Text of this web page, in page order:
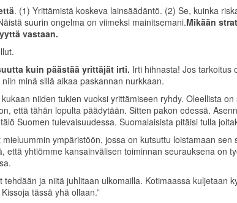
. (1) Yrittämistä koskeva lainsäädäntö. (2) Se, kuinka
suurin ongelma on viimeksi mainitsemani.Mikään
vastaan.
kuin päästää yrittäjät irti. Irti hihnasta! Jos tarkoitus
minä sillä aikaa paskannan nurkkaan.
niiden tukien vuoksi yrittämiseen ryhdy. Oleellista
että tähän lopulta päädytään. Sitten pakon edessä.
Suomen tulevaisuudessa. Suomalaisista pitäisi tulla
ympäristöön, jossa on kutsuttu loistamaan sen
että yhtiömme kansainvälisen toiminnan seurauksena on
ja niitä juhlitaan ulkomailla. Kotimaassa kuljetaan
tässä yhä ollaan.”